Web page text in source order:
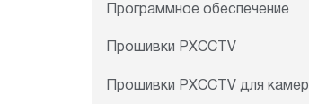
Программное обеспечение
Прошивки PXCCTV
Прошивки PXCCTV для камер